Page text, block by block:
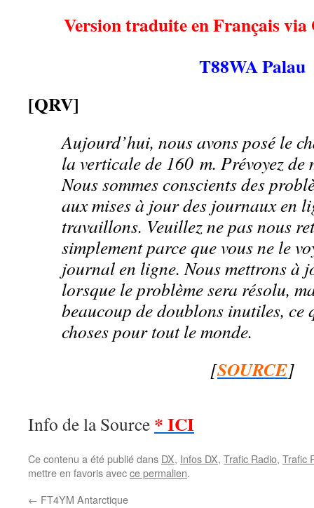
Version traduite en Français via
T88WA Palau
[QRV]
Aujourd’hui, nous avons posé le
la verticale de 160 m. Prévoyez de
Nous sommes conscients des
aux mises à jour des journaux en
travaillons. Veuillez ne pas nous
simplement parce que vous ne le
journal en ligne. Nous mettrons à
lorsque le problème sera résolu,
beaucoup de doublons inutiles, ce
choses pour tout le monde.
[SOURCE]
Info de la Source * ICI
Ce contenu a été publié dans DX, Infos DX, Trafic Radio, Trafic
mettre en favoris avecce permalien.
← FT4YM Antarctique